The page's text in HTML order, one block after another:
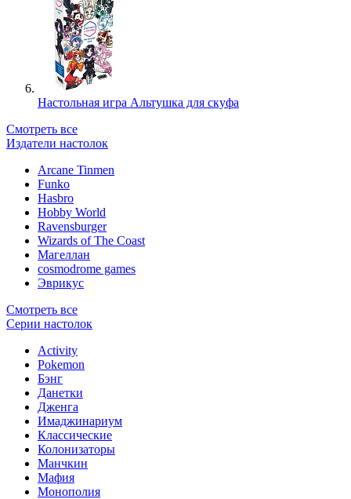
Настольная игра Альтушка для скуфа
Смотреть все
Издатели настолок
Arcane Tinmen
Funko
Hasbro
Hobby World
Ravensburger
Wizards of The Coast
Магеллан
сosmodrome games
Эврикус
Смотреть все
Серии настолок
Activity
Pokemon
Бэнг
Данетки
Дженга
Имаджинариум
Классические
Колонизаторы
Манчкин
Мафия
Монополия